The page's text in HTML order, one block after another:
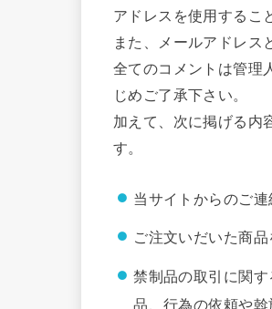
アドレスを使用するこ
また、メールアドレス
全てのコメントは管理
じめご了承下さい。
加えて、次に掲げる内
す。
当サイトからのご
ご注文いだいた商
禁制品の取引に関
品、行為の依頼や斡